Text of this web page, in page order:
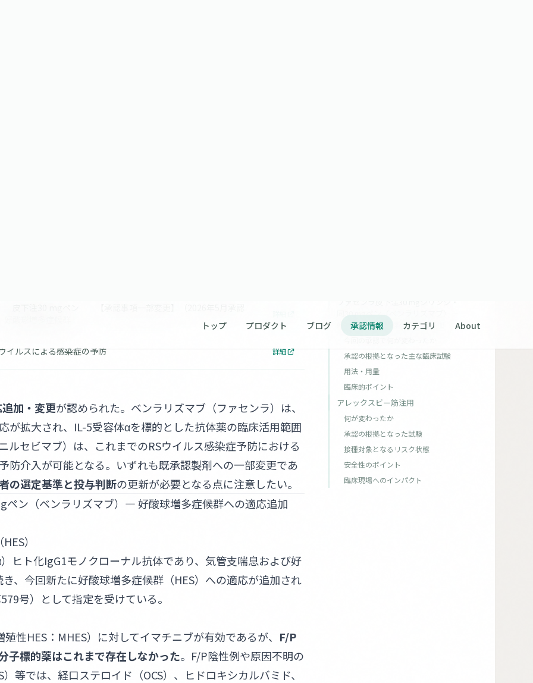
イルスによる感染症の予防 詳細
加・変更が認められた。ベンラリズマブ（ファセンラ）は、
が拡大され、IL-5受容体αを標的とした抗体薬の臨床活用範囲
セビマブ）は、これまでのRSウイルス感染症予防における
防介入が可能となる。いずれも既承認製剤への一部変更であ
の選定基準と投与判断の更新が必要となる点に注意したい。
ン（ベンラリズマブ）― 好酸球増多症候群への適応追加
）
ヒト化IgG1モノクローナル抗体であり、気管支喘息および好
、今回新たに好酸球増多症候群（HES）への適応が追加され
号）として指定を受けている。
性HES：MHES）に対してイマチニブが有効であるが、 F/P
子標的薬はこれまで存在しなかった。F/P陰性例や原因不明の
等では、経口ステロイド（OCS）、ヒドロキシカルバミド、
好酸球増多症候群への適応追加
承認の根拠となった主な臨床試験
用法・用量
臨床的ポイント
アレックスビー筋注用
何が変わったか
承認の根拠となった試験
接種対象となるリスク状態
安全性のポイント
臨床現場へのインパクト